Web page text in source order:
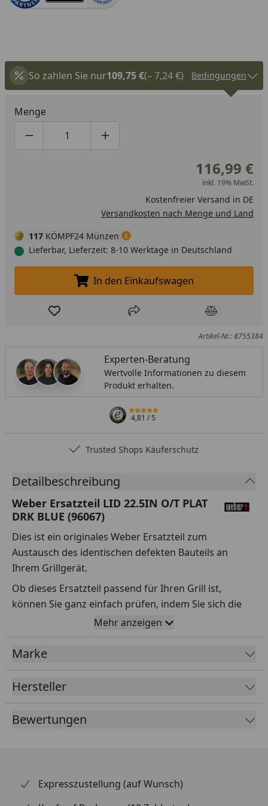
So zahlen Sie nur109,75 €(– 7,24 €) Bedingungen
Menge
Produktmenge um eins verringern
Produktmenge manuell eingeben
Produktmenge um eins erhöhen
116,99 €
inkl. 19% MwSt.
Kostenfreier Versand in DE
Versandkosten nach Menge und Land
117 KÖMPF24 Münzen
Lieferbar, Lieferzeit: 8-10 Werktage in Deutschland
In den Einkaufswagen legen
In den Einkaufswagen
Produkt zur Wunschliste hinzufügen
Teilen Produkt
Artikel-Nr.: 8755384
Experten-Beratung
Wertvolle Informationen zu diesem
Produkt erhalten.
4,81/ 5
Trusted Shops Käuferschutz
Detailbeschreibung
Weber Ersatzteil LID 22.5IN O/T PLAT
DRK BLUE (96067)
Dies ist ein originales Weber Ersatzteil zum
Austausch des identischen defekten Bauteils an
Ihrem Grillgerät.
Ob dieses Ersatzteil passend für Ihren Grill ist,
können Sie ganz einfach prüfen, indem Sie sich die
Explosionszeichnung Ihres Grills anschauen und dort
das betreffende Teil heraussuchen.
Über die Seriennummer Ihres Grillgeräts kommen Sie
ganz einfach zur passenden Explosionszeichnung.
Geben Sie dafür die Seriennummer
Sollte Ihnen nicht bekannt sein, wo Sie die
Abmessungen oder Gewichte zu den Ersatzteilen
Mehr anzeigen
Marke
Hersteller
Bewertungen
Expresszustellung (auf Wunsch)